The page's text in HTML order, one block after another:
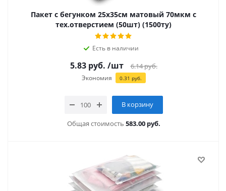
Пакет с бегунком 25х35см матовый 70мкм с
тех.отверстием (50шт) (1500ту)
Есть в наличии
5.83руб. /шт 6.14руб.
Экономия 0.31 руб.
В корзину
Общая стоимость 583.00 руб.